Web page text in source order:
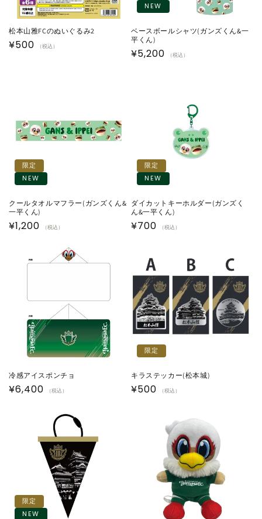
松本山雅FCのぬいぐるみ2
通
¥500 （税込）
NEW
ベースボールシャツ(ガンズくん&一
平くん)
通
¥5,200 （税込）
限定
NEW
クールタオルマフラー(ガンズくん&
一平くん)
通
¥1,200 （税込）
限定
NEW
ダイカットキーホルダー(ガンズく
ん&一平くん)
通
¥700 （税込）
冷感アイスポンチョ
通
¥6,400 （税込）
限定
キラステッカー(松本城)
通
¥500 （税込）
限定
NEW